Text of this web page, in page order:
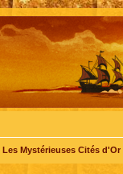
Les Mystérieuses Cités d'Or